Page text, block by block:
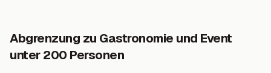
Abgrenzung zu Gastronomie und Event
unter 200 Personen